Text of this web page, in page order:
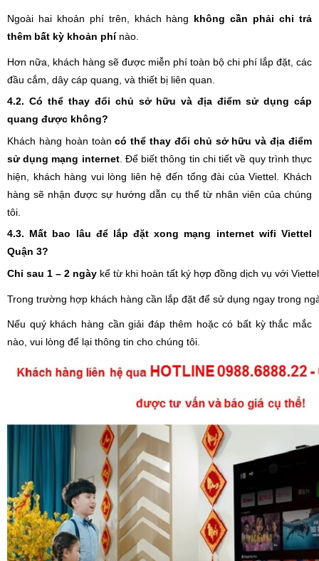
Ngoài hai khoản phí trên, khách hàng không cần phải chi trả
thêm bất kỳ khoản phínào.
Hơn nữa, khách hàng sẽ được miễn phí toàn bộ chi phí lắp đặt, các
đầu cắm, dây cáp quang, và thiết bị liên quan.
4.2. Có thể thay đổi chủ sở hữu và địa điểm sử dụng cáp
quang được không?
Khách hàng hoàn toàncó thể thay đổi chủ sở hữu và địa điểm
sử dụng mạng internet. Để biết thông tin chi tiết về quy trình thực
hiện, khách hàng vui lòng liên hệ đến tổng đài của Viettel. Khách
hàng sẽ nhận được sự hướng dẫn cụ thể từ nhân viên của chúng
tôi.
4.3. Mất bao lâu để lắp đặt xong mạng internet wifi Viettel
Quận 3?
Chỉ sau 1 – 2 ngày kể từ khi hoàn tất ký hợp đồng dịch vụ với
Trong trường hợp khách hàng cần lắp đặt để sử dụng ngay trong
Nếu quý khách hàng cần giải đáp thêm hoặc có bất kỳ thắc mắc
nào, vui lòng để lại thông tin cho chúng tôi.